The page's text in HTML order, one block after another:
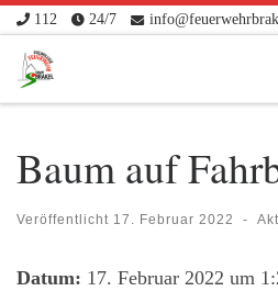
Zum Inhalt springen
112 24/7
Baum auf
Veröffentlicht 17. Februar 2022 -
Datum: 17. Februar 2022 um